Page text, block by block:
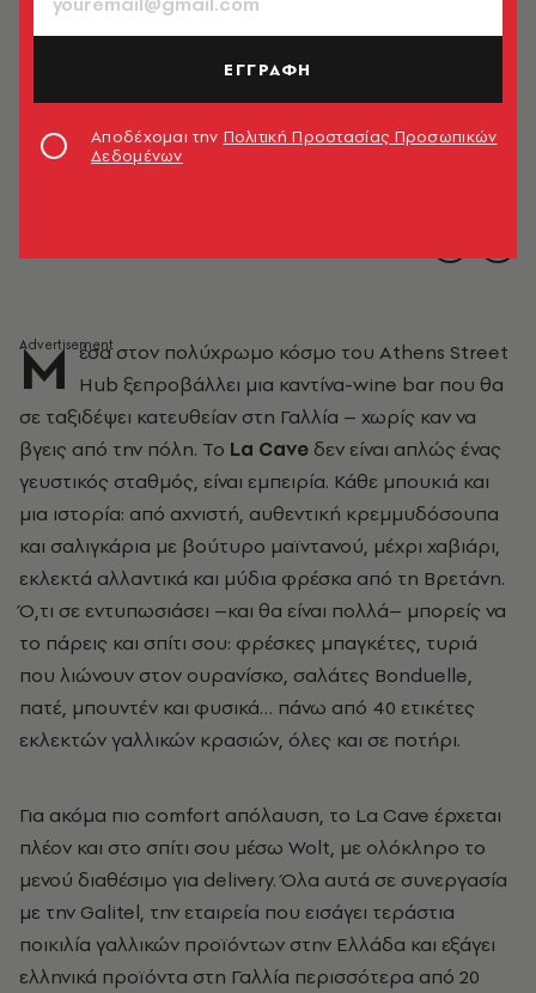
Μ έσα στον πολύχρωμο κόσμο του Athens Street
Hub ξεπροβάλλει μια καντίνα-wine bar που θα
σε ταξιδέψει κατευθείαν στη Γαλλία – χωρίς καν να
βγεις από την πόλη. Το La Cave δεν είναι απλώς ένας
γευστικός σταθμός, είναι εμπειρία. Κάθε μπουκιά και
μια ιστορία: από αχνιστή, αυθεντική κρεμμυδόσουπα
και σαλιγκάρια με βούτυρο μαϊντανού, μέχρι χαβιάρι,
εκλεκτά αλλαντικά και μύδια φρέσκα από τη Βρετάνη.
Ό,τι σε εντυπωσιάσει –και θα είναι πολλά– μπορείς να
το πάρεις και σπίτι σου: φρέσκες μπαγκέτες, τυριά
που λιώνουν στον ουρανίσκο, σαλάτες Bonduelle,
πατέ, μπουντέν και φυσικά… πάνω από 40 ετικέτες
εκλεκτών γαλλικών κρασιών, όλες και σε ποτήρι.
Για ακόμα πιο comfort απόλαυση, το La Cave έρχεται
πλέον και στο σπίτι σου μέσω Wolt, με ολόκληρο το
μενού διαθέσιμο για delivery. Όλα αυτά σε συνεργασία
με την Galitel, την εταιρεία που εισάγει τεράστια
ποικιλία γαλλικών προϊόντων στην Ελλάδα και εξάγει
ελληνικά προϊόντα στη Γαλλία περισσότερα από 20
ΕΓΓΡΑΦΗ
Αποδέχομαι την Πολιτική Προστασίας Προσωπικών
Δεδομένων